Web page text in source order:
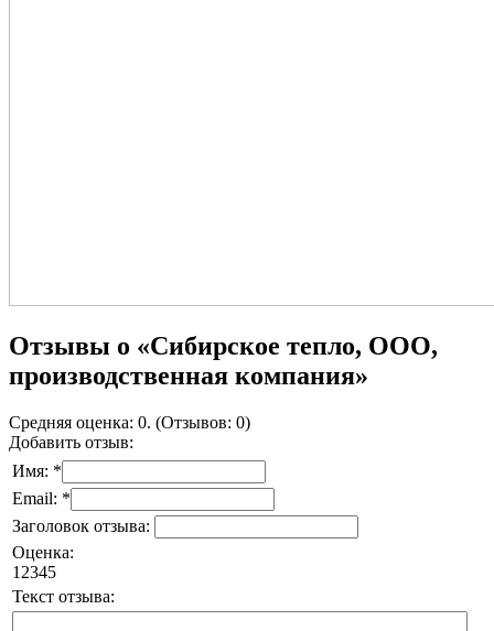
Отзывы о «Сибирское тепло, ООО,
производственная компания»
Средняя оценка: 0. (Отзывов: 0)
Добавить отзыв:
Имя: *
Email: *
Заголовок отзыва:
Оценка:
1 2345
Текст отзыва: